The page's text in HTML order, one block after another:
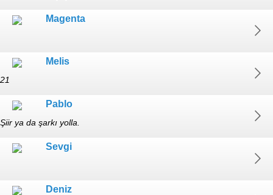
Magenta
Melis
21
Pablo
Şiir ya da şarkı yolla.
Sevgi
Deniz